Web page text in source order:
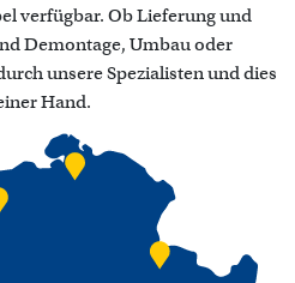
verfügbar. Ob Lieferung und
Demontage, Umbau oder
unsere Spezialisten und dies
Hand.